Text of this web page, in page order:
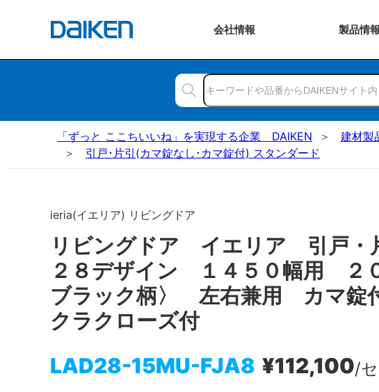
会社情報 製品情報
「ずっと ここちいいね」を実現する企業 DAIKEN 建材製
引戸･片引(カマ錠なし･カマ錠付) スタンダード
ieria(イエリア) リビングドア
リビングドア イエリア 引戸
２８デザイン １４５０幅用 ２
ブラック柄〉 左右兼用 カマ
クラクローズ付
LAD28-15MU-FJA8 ¥112,100/